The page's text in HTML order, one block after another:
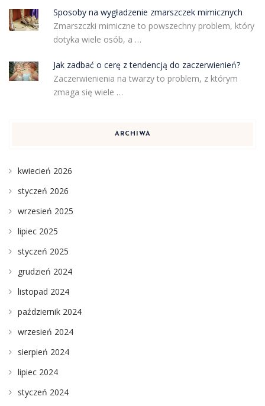
Sposoby na wygładzenie zmarszczek mimicznych
Zmarszczki mimiczne to powszechny problem, który
dotyka wiele osób, a …
Jak zadbać o cerę z tendencją do zaczerwienień?
Zaczerwienienia na twarzy to problem, z którym
zmaga się wiele …
ARCHIWA
kwiecień 2026
styczeń 2026
wrzesień 2025
lipiec 2025
styczeń 2025
grudzień 2024
listopad 2024
październik 2024
wrzesień 2024
sierpień 2024
lipiec 2024
styczeń 2024